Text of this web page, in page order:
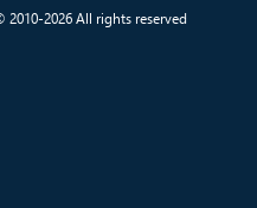
2026 All rights reserved